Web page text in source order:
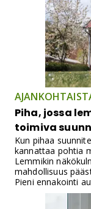
Piha, jossa
toimiva
Kun pihaa
kannattaa pohtia
Lemmikin
mahdollisuus
Pieni ennakointi
pihasta viihtyisän
säästää myös